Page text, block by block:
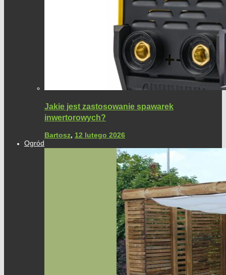
Jakie jest zastosowanie spawarek
inwertorowych?
Bartosz, 12 lutego 2026
Ogród